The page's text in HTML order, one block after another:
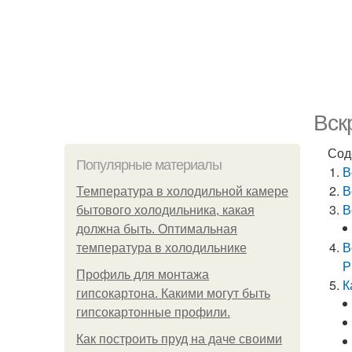
Популярные материалы
Температура в холодильной камере
бытового холодильника, какая
должна быть. Оптимальная
температура в холодильнике
Профиль для монтажа
гипсокартона. Какими могут быть
гипсокартонные профили.
Как построить пруд на даче своими